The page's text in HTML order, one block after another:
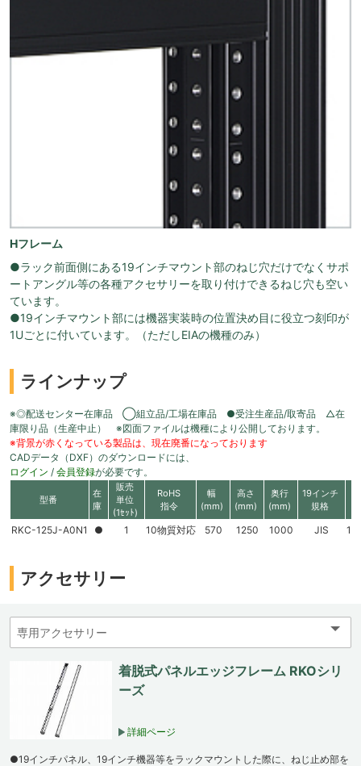
Hフレーム
●ラック前面側にある19インチマウント部のねじ穴だけでなくサポ
ートアングル等の各種アクセサリーを取り付けできるねじ穴も空い
ています。
●19インチマウント部には機器実装時の位置決め目に役立つ刻印が
1Uごとに付いています。（ただしEIAの機種のみ）
ラインナップ
※◎配送センター在庫品 ◯組立品/工場在庫品 ●受注生産品/取寄品 △在
庫限り品（生産中止） ※図面ファイルは機種により公開しております。
※背景が赤くなっている製品は、現在廃番になっております
CADデータ（DXF）のダウンロードには、
ログイン / 会員登録が必要です。
型番
在
庫
販売
単位
(1ｾｯﾄ)
RoHS
指令
幅
(mm)
高さ
(mm)
奥行
(mm)
19インチ
規格
RKC-125J-A0N1 ● 1 10物質対応 570 1250 1000 JIS
アクセサリー
着脱式パネルエッジフレーム RKOシリ
ーズ
詳細ページ
●19インチパネル、19インチ機器等をラックマウントした際に、ねじ止め部を